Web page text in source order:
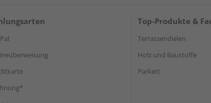
Top-Produkte &
Terrassendielen
Holz und Baustoffe
Parkett